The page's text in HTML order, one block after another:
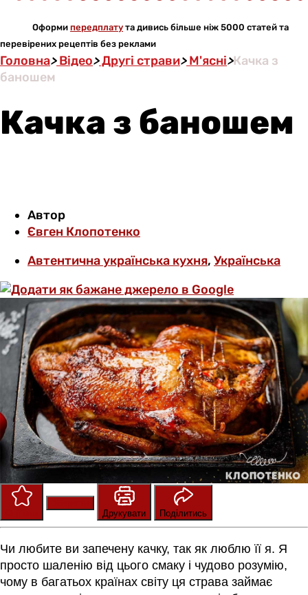
Оформи передплату та дивись більше ніж 5000 статей та
перевірених рецептів без реклами
Головна>Відео>Другі страви>М'ясні>Качка з
баношем
Качка з баношем
Автор
Євген Клопотенко
Автентична українська кухня, Українська
Друкувати
Поділитись
Чи любите ви запечену качку, так як люблю її я. Я
просто шаленію від цього смаку і чудово розумію,
чому в багатьох країнах світу ця страва займає